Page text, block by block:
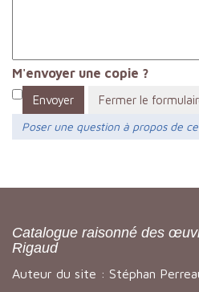
M'envoyer une copie ?
Envoyer
Fermer le
Poser une question à propos de
Catalogue raisonné des
Rigaud
Auteur du site : Stéphan